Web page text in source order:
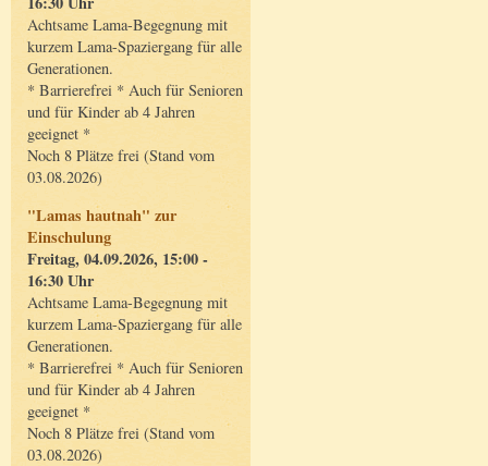
Achtsame Lama-Begegnung mit
kurzem Lama-Spaziergang für alle
Generationen.
* Barrierefrei * Auch für Senioren
und für Kinder ab 4 Jahren
geeignet *
Noch 8 Plätze frei (Stand vom
03.08.2026)
"Lamas hautnah" zur
Einschulung
Freitag, 04.09.2026, 15:00 -
16:30 Uhr
Achtsame Lama-Begegnung mit
kurzem Lama-Spaziergang für alle
Generationen.
* Barrierefrei * Auch für Senioren
und für Kinder ab 4 Jahren
geeignet *
Noch 8 Plätze frei (Stand vom
03.08.2026)